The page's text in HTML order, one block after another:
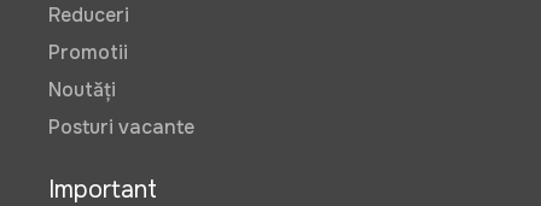
Reduceri
Promotii
Noutăți
Posturi vacante
Important